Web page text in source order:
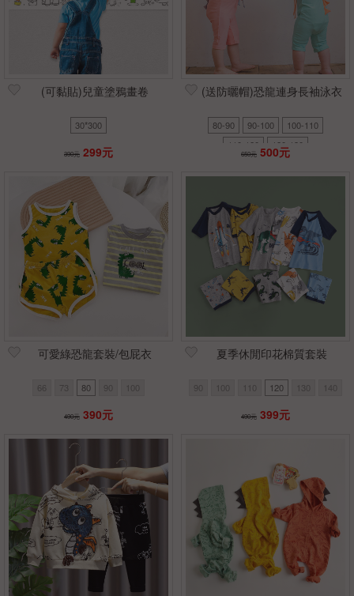
(可黏貼)兒童塗鴉畫卷
30*300
390元 299元
(送防曬帽)恐龍連身長袖泳衣
80-90 90-100
100-110
110-120
120-130
650元 500元
可愛綠恐龍套裝/包屁衣
73 80
490元 390元
夏季休閒印花棉質套裝
120 140
490元 399元